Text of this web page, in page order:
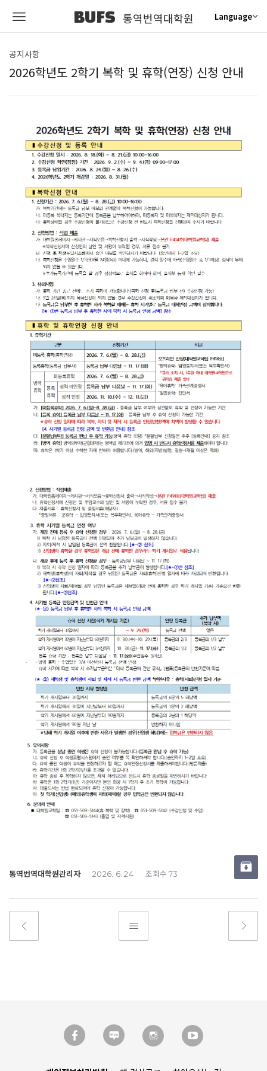
BUFS 통역번역대학원 Language
공지사항
2026학년도 2학기 복학 및 휴학(연장) 신청 안내
통역번역대학원관리자 2026. 6. 24 조회수 73